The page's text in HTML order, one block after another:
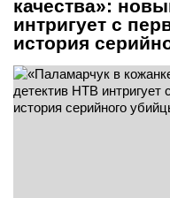
качества»:
интригует с
история